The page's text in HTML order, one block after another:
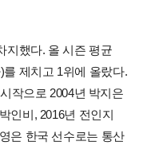
지했다. 올 시즌 평균
를 제치고 1위에 올랐다.
작으로 2004년 박지은
인비, 2016년 전인지
은 한국 선수로는 통산